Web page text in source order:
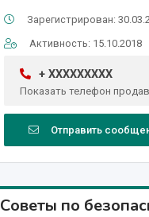
Зарегистрирован:
Активность: 15.10.2018
+ XXXXXXXXX
Показать телефон
Отправить
Советы по